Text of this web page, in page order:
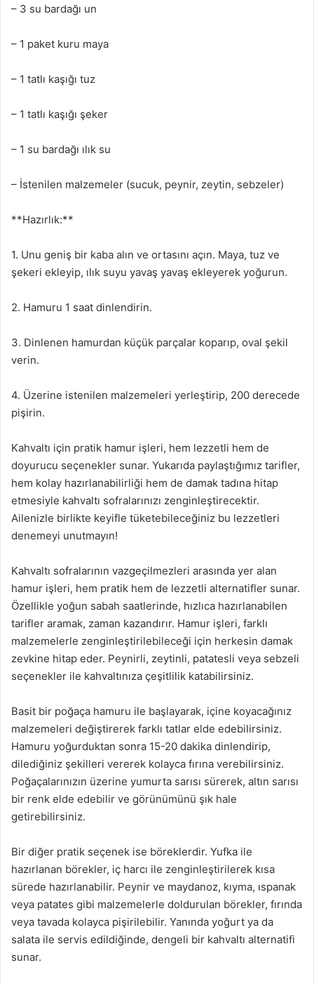
– 3 su bardağı un
– 1 paket kuru maya
– 1 tatlı kaşığı tuz
– 1 tatlı kaşığı şeker
– 1 su bardağı ılık su
– İstenilen malzemeler (sucuk, peynir, zeytin, sebzeler)
**Hazırlık:**
1. Unu geniş bir kaba alın ve ortasını açın. Maya, tuz ve
şekeri ekleyip, ılık suyu yavaş yavaş ekleyerek yoğurun.
2. Hamuru 1 saat dinlendirin.
3. Dinlenen hamurdan küçük parçalar koparıp, oval şekil
verin.
4. Üzerine istenilen malzemeleri yerleştirip, 200 derecede
pişirin.
Kahvaltı için pratik hamur işleri, hem lezzetli hem de
doyurucu seçenekler sunar. Yukarıda paylaştığımız tarifler,
hem kolay hazırlanabilirliği hem de damak tadına hitap
etmesiyle kahvaltı sofralarınızı zenginleştirecektir.
Ailenizle birlikte keyifle tüketebileceğiniz bu lezzetleri
denemeyi unutmayın!
Kahvaltı sofralarının vazgeçilmezleri arasında yer alan
hamur işleri, hem pratik hem de lezzetli alternatifler sunar.
Özellikle yoğun sabah saatlerinde, hızlıca hazırlanabilen
tarifler aramak, zaman kazandırır. Hamur işleri, farklı
malzemelerle zenginleştirilebileceği için herkesin damak
zevkine hitap eder. Peynirli, zeytinli, patatesli veya sebzeli
seçenekler ile kahvaltınıza çeşitlilik katabilirsiniz.
Basit bir poğaça hamuru ile başlayarak, içine koyacağınız
malzemeleri değiştirerek farklı tatlar elde edebilirsiniz.
Hamuru yoğurduktan sonra 15-20 dakika dinlendirip,
dilediğiniz şekilleri vererek kolayca fırına verebilirsiniz.
Poğaçalarınızın üzerine yumurta sarısı sürerek, altın sarısı
bir renk elde edebilir ve görünümünü şık hale
getirebilirsiniz.
Bir diğer pratik seçenek ise böreklerdir. Yufka ile
hazırlanan börekler, iç harcı ile zenginleştirilerek kısa
sürede hazırlanabilir. Peynir ve maydanoz, kıyma, ıspanak
veya patates gibi malzemelerle doldurulan börekler, fırında
veya tavada kolayca pişirilebilir. Yanında yoğurt ya da
salata ile servis edildiğinde, dengeli bir kahvaltı alternatifi
sunar.